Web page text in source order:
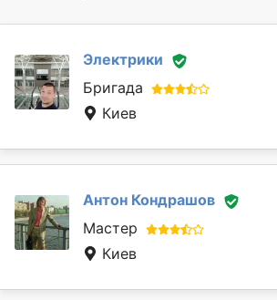
Электрики
Бригада
Киев
Антон Кондрашов
Мастер
Киев